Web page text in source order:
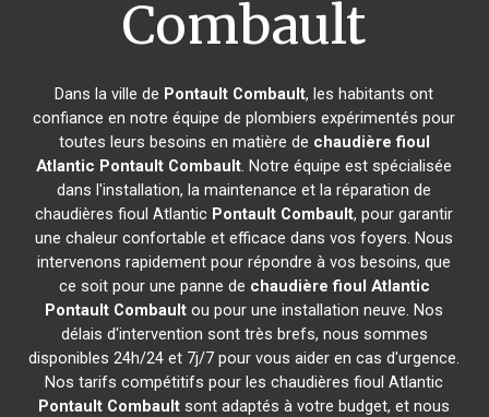
Combault
Dans la ville de Pontault Combault, les habitants ont
confiance en notre équipe de plombiers expérimentés pour
toutes leurs besoins en matière de chaudière fioul
Atlantic Pontault Combault. Notre équipe est spécialisée
dans l'installation, la maintenance et la réparation de
chaudières fioul Atlantic Pontault Combault, pour garantir
une chaleur confortable et efficace dans vos foyers. Nous
intervenons rapidement pour répondre à vos besoins, que
ce soit pour une panne de chaudière fioul Atlantic
Pontault Combault ou pour une installation neuve. Nos
délais d'intervention sont très brefs, nous sommes
disponibles 24h/24 et 7j/7 pour vous aider en cas d'urgence.
Nos tarifs compétitifs pour les chaudières fioul Atlantic
Pontault Combault sont adaptés à votre budget, et nous